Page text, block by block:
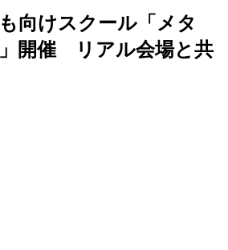
向けスクール「メタ
開催 リアル会場と共